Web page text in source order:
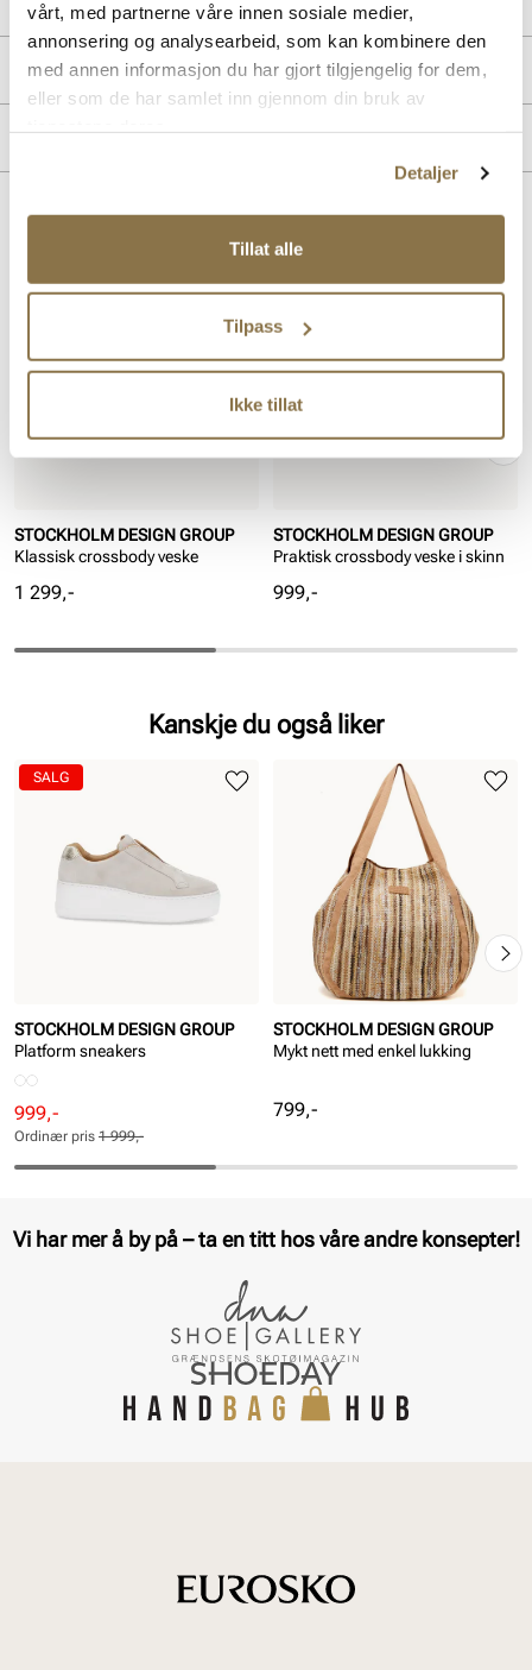
vårt, med partnerne våre innen sosiale medier,
annonsering og analysearbeid, som kan kombinere den
med annen informasjon du har gjort tilgjengelig for dem,
eller som de har samlet inn gjennom din bruk av
Detaljer
Tillat alle
Tilpass
Ikke tillat
Produktdetaljer
Merke
STOCKHOLM DESIGN GROUP
Klassisk crossbody veske
Pris
1 299,-
STOCKHOLM DESIGN GROUP
Praktisk crossbody veske i skinn
Pris
999,-
Kanskje du også liker
STOCKHOLM DESIGN GROUP
Platform sneakers
Rabattert
pris
Pris
999,-
Ordinær
pris
Pris
Ordinær pris 1 999,-
SALG
STOCKHOLM DESIGN GROUP
Mykt nett med enkel lukking
Pris
799,-
Vi har mer å by på – ta en titt hos våre andre konsepter!